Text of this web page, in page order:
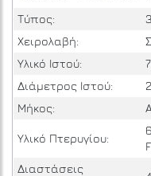
Τύπος:
Χειρολαβή:
Υλικό Ιστού:
Διάμετρος Ιστού:
Μήκος:
Υλικό Πτερυγίου:
Διαστάσεις